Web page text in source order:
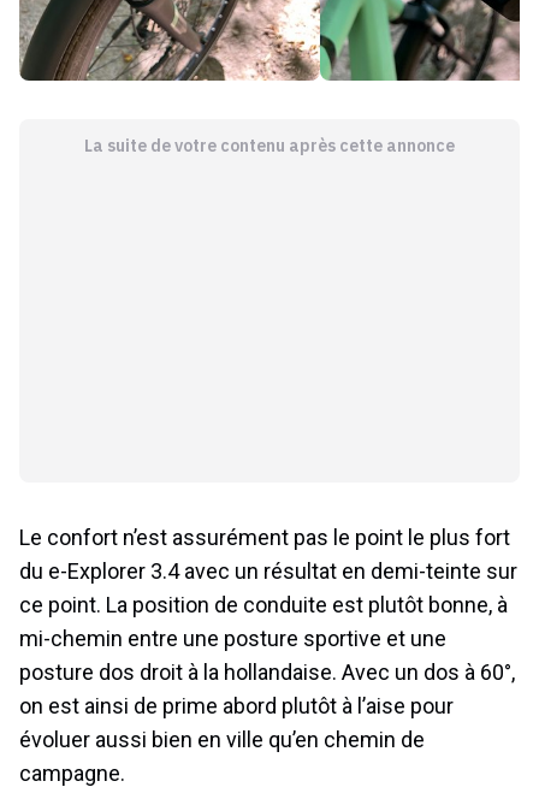
La suite de votre contenu après cette annonce
Le confort n’est assurément pas le point le plus fort
du e-Explorer 3.4 avec un résultat en demi-teinte sur
ce point. La position de conduite est plutôt bonne, à
mi-chemin entre une posture sportive et une
posture dos droit à la hollandaise. Avec un dos à 60°,
on est ainsi de prime abord plutôt à l’aise pour
évoluer aussi bien en ville qu’en chemin de
campagne.